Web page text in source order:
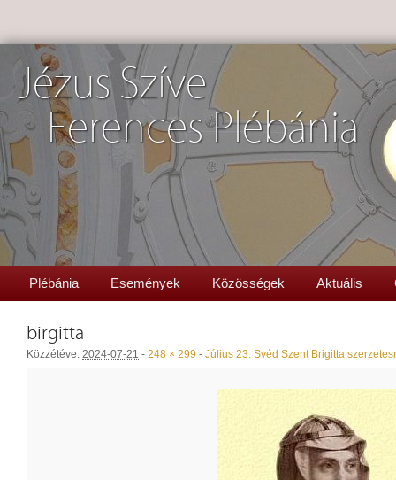
Jézus Szíve
Ferences Plébánia
Plébánia Események Közösségek Aktuális
birgitta
Közzétéve: 2024-07-21 - 248 × 299 - Július 23. Svéd Szent Brigitta